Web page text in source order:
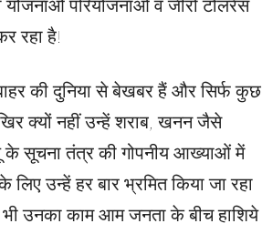
रहा है!
की दुनिया से बेखबर हैं और सिर्फ कुछ
क्यों नहीं उन्हें शराब, खनन जैसे
के सूचना तंत्र की गोपनीय आख्याओं में
उन्हें हर बार भ्रमित किया जा रहा
भी उनका काम आम जनता के बीच हाशिये